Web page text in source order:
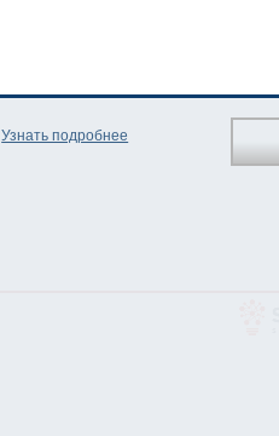
Узнать подробнее